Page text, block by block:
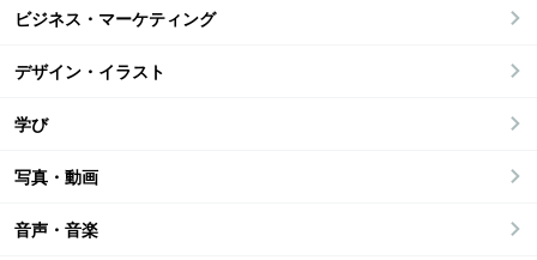
ビジネス・マーケティング
デザイン・イラスト
学び
写真・動画
音声・音楽